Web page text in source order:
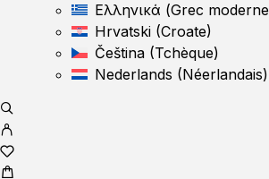
Ελληνικά (Grec moderne
Hrvatski (Croate)
Čeština (Tchèque)
Nederlands (Néerlandais)